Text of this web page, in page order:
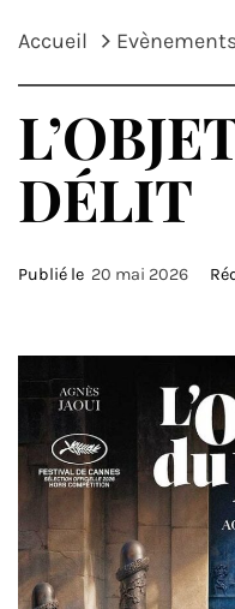
Accueil
DÉLIT
Publié le 20 mai 2026